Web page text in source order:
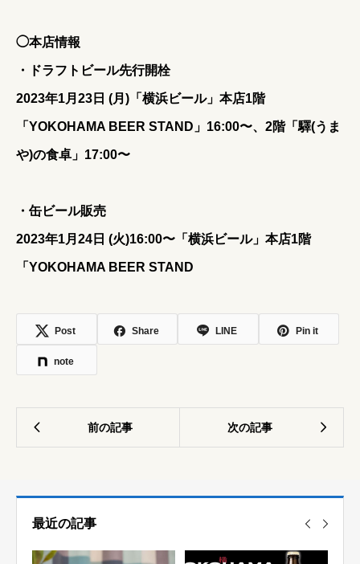
◯本店情報
・ドラフトビール先行開栓
2023年1月23日 (月)「横浜ビール」本店1階
「YOKOHAMA BEER STAND」16:00〜、2階「驛(うま
や)の食卓」17:00〜
・缶ビール販売
2023年1月24日 (火)16:00〜「横浜ビール」本店1階
「YOKOHAMA BEER STAND
Post Share LINE Pin it
note
最近の記事